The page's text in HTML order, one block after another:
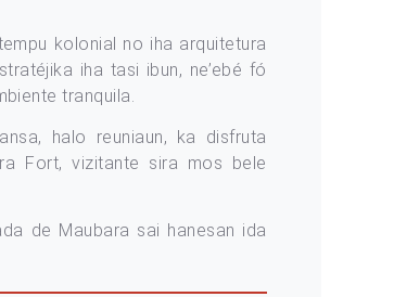
kolonial no iha arquitetura
iha tasi ibun, ne’ebé fó
tranquila.
halo reuniaun, ka disfruta
Fort, vizitante sira mos bele
de Maubara sai hanesan ida